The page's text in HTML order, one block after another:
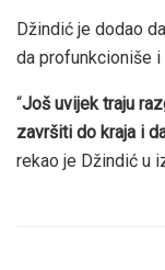
Džindić je dodao
da profunkcioniše
“Još uvijek traju
završiti do kraja i
rekao je Džindić u